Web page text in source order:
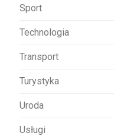
Sport
Technologia
Transport
Turystyka
Uroda
Usługi